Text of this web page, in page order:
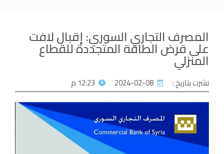
المصرف التجاري السوري: إقبال لافت
على قرض الطاقة المتجددة للقطاع
المنزلي
نشرت بتاريخ : 2024-02-08 12:23 م